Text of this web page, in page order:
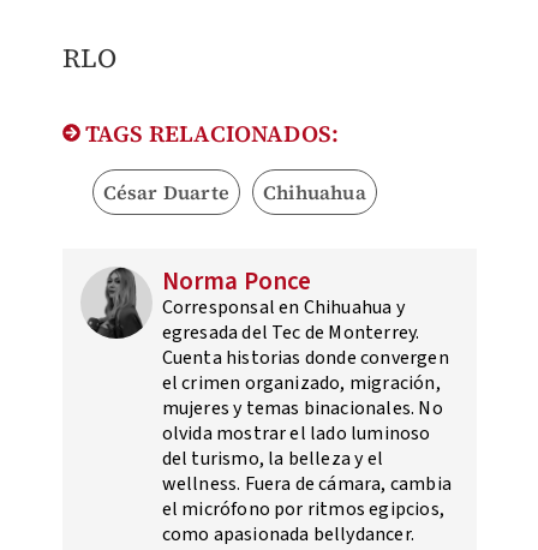
​RLO
TAGS RELACIONADOS:
César Duarte Chihuahua
Norma Ponce
Corresponsal en Chihuahua y
egresada del Tec de Monterrey.
Cuenta historias donde convergen
el crimen organizado, migración,
mujeres y temas binacionales. No
olvida mostrar el lado luminoso
del turismo, la belleza y el
wellness. Fuera de cámara, cambia
el micrófono por ritmos egipcios,
como apasionada bellydancer.